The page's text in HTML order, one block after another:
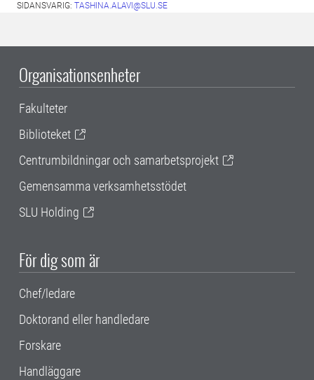
SIDANSVARIG: TASHINA.ALAVI@SLU.SE
Organisationsenheter
Fakulteter
Biblioteket
Centrumbildningar och samarbetsprojekt
Gemensamma verksamhetsstödet
SLU Holding
För dig som är
Chef/ledare
Doktorand eller handledare
Forskare
Handläggare